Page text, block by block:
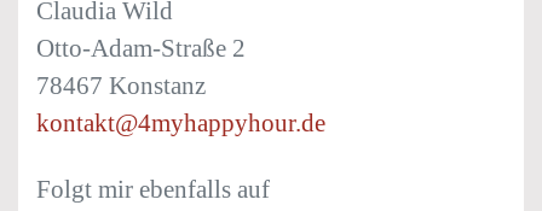
Claudia Wild
Otto-Adam-Straße 2
78467 Konstanz
kontakt@4myhappyhour.de
Folgt mir ebenfalls auf